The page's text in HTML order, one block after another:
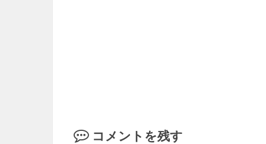
コメントを残す